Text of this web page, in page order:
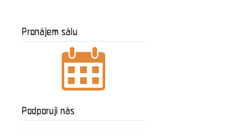
Pronájem sálu
Podporují nás